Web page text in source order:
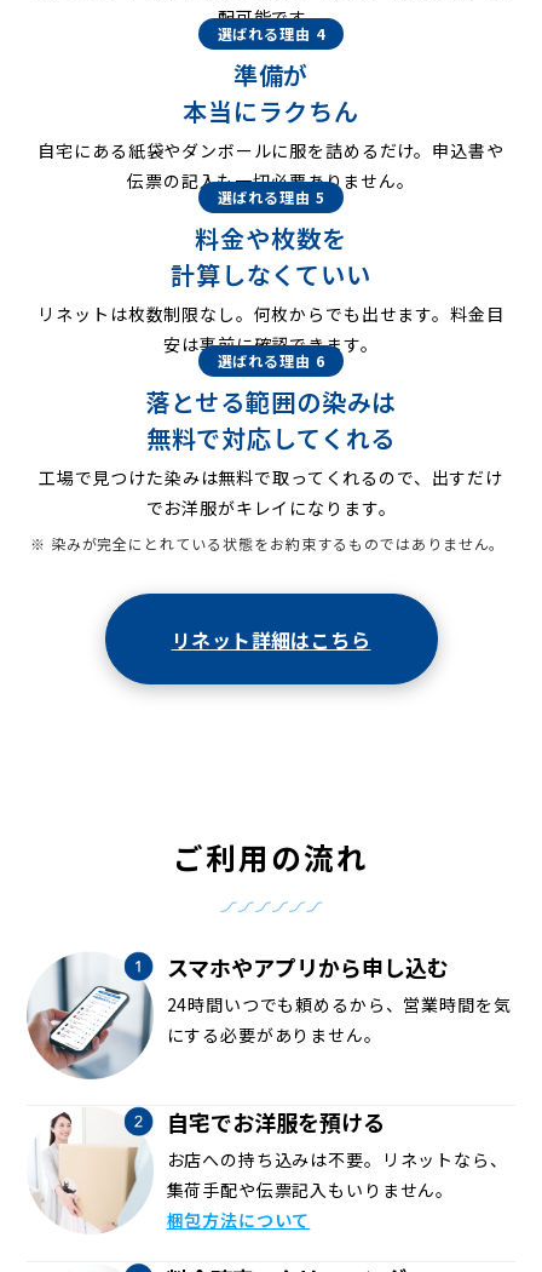
配可能です。
選ばれる理由 4
準備が
本当にラクちん
自宅にある紙袋やダンボールに服を詰めるだけ。申込書や
伝票の記入も一切必要ありません。
選ばれる理由 5
料金や枚数を
計算しなくていい
リネットは枚数制限なし。何枚からでも出せます。料金目
安は事前に確認できます。
選ばれる理由 6
落とせる範囲の染みは
無料で対応してくれる
工場で見つけた染みは無料で取ってくれるので、出すだけ
でお洋服がキレイになります。
※ 染みが完全にとれている状態をお約束するものではありません。
リネット詳細はこちら
ご利用の流れ
スマホやアプリから申し込む
24時間いつでも頼めるから、営業時間を気
にする必要がありません。
自宅でお洋服を預ける
お店への持ち込みは不要。リネットなら、
集荷手配や伝票記入もいりません。
梱包方法について